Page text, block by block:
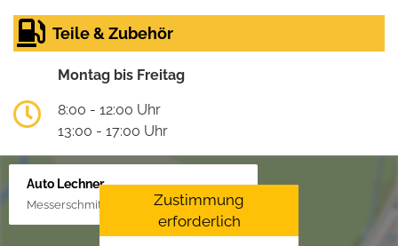
Teile & Zubehör
Montag bis Freitag
8:00 - 12:00 Uhr
13:00 - 17:00 Uhr
Auto Lechner
Messerschmittstr. 4, 86453 Dasing/Lindl
Zustimmung
erforderlich